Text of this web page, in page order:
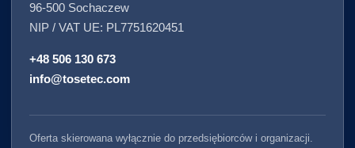
96-500 Sochaczew
NIP / VAT UE: PL7751620451
+48 506 130 673
info@tosetec.com
Oferta skierowana wyłącznie do przedsiębiorców i organizacji.